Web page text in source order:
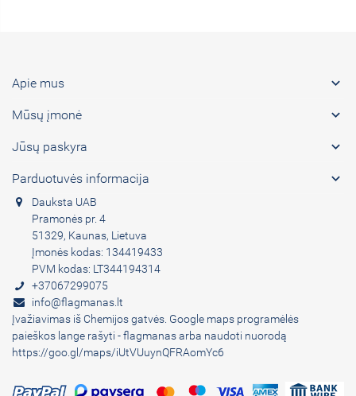
Apie mus 
Mūsų įmonė 
Jūsų paskyra 
Parduotuvės informacija 
Dauksta UAB
Pramonės pr. 4
51329, Kaunas, Lietuva
Įmonės kodas: 134419433
PVM kodas: LT344194314
+37067299075
info@flagmanas.lt
Įvažiavimas iš Chemijos gatvės. Google maps programėlės
paieškos lange rašyti - flagmanas arba naudoti nuorodą
https://goo.gl/maps/iUtVUuynQFRAomYc6